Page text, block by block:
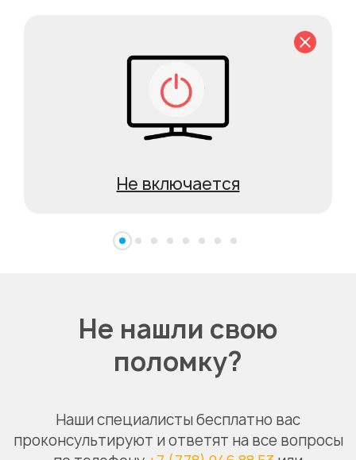
Не включается
Не нашли свою
поломку?
Наши специалисты бесплатно вас
проконсультируют и ответят на все вопросы